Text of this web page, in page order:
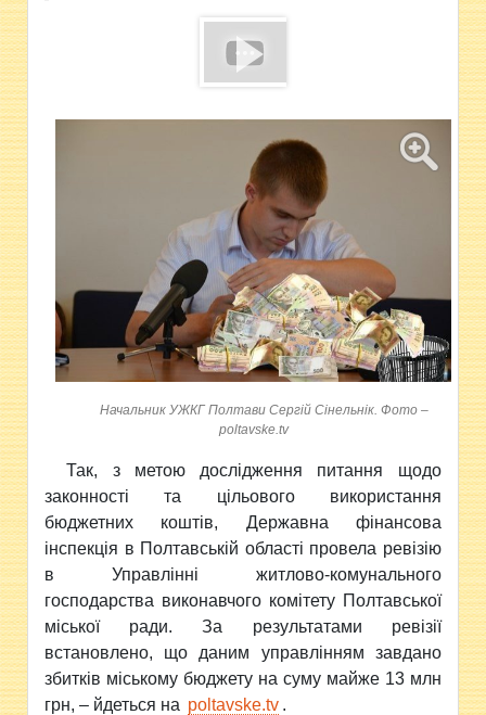
Начальник УЖКГ Полтави Cергій Сінельнік. Фото –
poltavske.tv
Так, з метою дослідження питання щодо
законності та цільового використання
бюджетних коштів, Державна фінансова
інспекція в Полтавській області провела ревізію
в Управлінні житлово-комунального
господарства виконавчого комітету Полтавської
міської ради. За результатами ревізії
встановлено, що даним управлінням завдано
збитків міському бюджету на суму майже 13 млн
грн, – йдеться на poltavske.tv .